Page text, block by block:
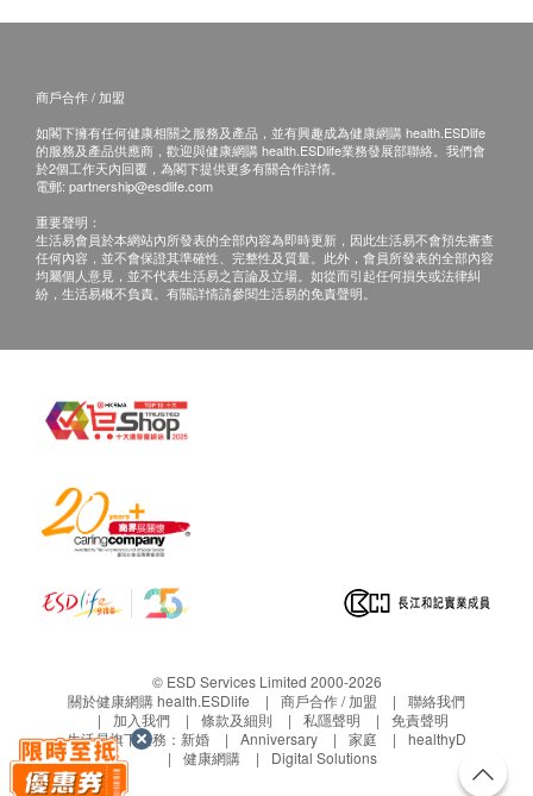
health.ESDlife】並沒有經營或提供本服務/產品。有關
致的損失、損害、受傷或法律訴訟，健康網購
health.ESDlife概不負責。一切有關的索償或查詢，須
向提供服務之體檢中心或商戶提出。
商戶合作 / 加盟
如閣下擁有任何健康相關之服務及產品，並有興趣成為健康網購 health.ESDlife
的服務及產品供應商，歡迎與健康網購 health.ESDlife業務發展部聯絡。我們會
於2個工作天內回覆，為閣下提供更多有關合作詳情。
電郵: partnership@esdlife.com
重要聲明：
生活易會員於本網站內所發表的全部內容為即時更新，因此生活易不會預先審查
任何內容，並不會保證其準確性、完整性及質量。此外，會員所發表的全部內容
均屬個人意見，並不代表生活易之言論及立場。如從而引起任何損失或法律糾
紛，生活易概不負責。有關詳情請參閱生活易的免責聲明。
© ESD Services Limited 2000-2026
關於健康網購 health.ESDlife
商戶合作 / 加盟
聯絡我們
加入我們
條款及細則 私隱聲明
免責聲明
生活易旗下業務： 新婚 Anniversary 家庭
healthyD
健康網購
Digital Solutions